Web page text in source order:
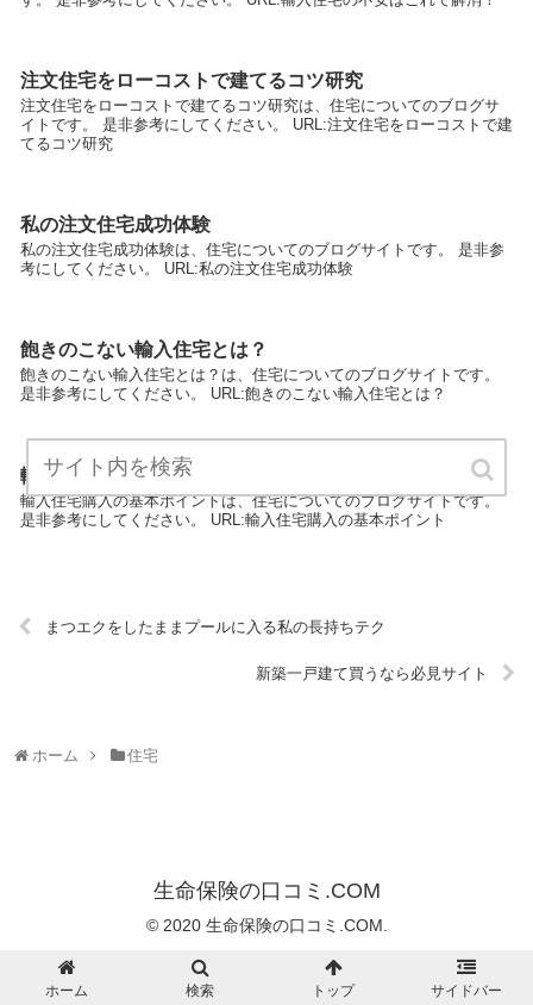
注文住宅をローコストで建てるコツ研究
注文住宅をローコストで建てるコツ研究は、住宅についてのブログサ
イトです。 是非参考にしてください。 URL:注文住宅をローコストで建
てるコツ研究
私の注文住宅成功体験
私の注文住宅成功体験は、住宅についてのブログサイトです。 是非参
考にしてください。 URL:私の注文住宅成功体験
飽きのこない輸入住宅とは？
飽きのこない輸入住宅とは？は、住宅についてのブログサイトです。
是非参考にしてください。 URL:飽きのこない輸入住宅とは？
輸入住宅購入の基本ポイント
輸入住宅購入の基本ポイントは、住宅についてのブログサイトです。
是非参考にしてください。 URL:輸入住宅購入の基本ポイント
まつエクをしたままプールに入る私の長持ちテク
新築一戸建て買うなら必見サイト
ホーム 住宅
生命保険の口コミ.COM
© 2020 生命保険の口コミ.COM.
ホーム 検索 トップ サイドバー